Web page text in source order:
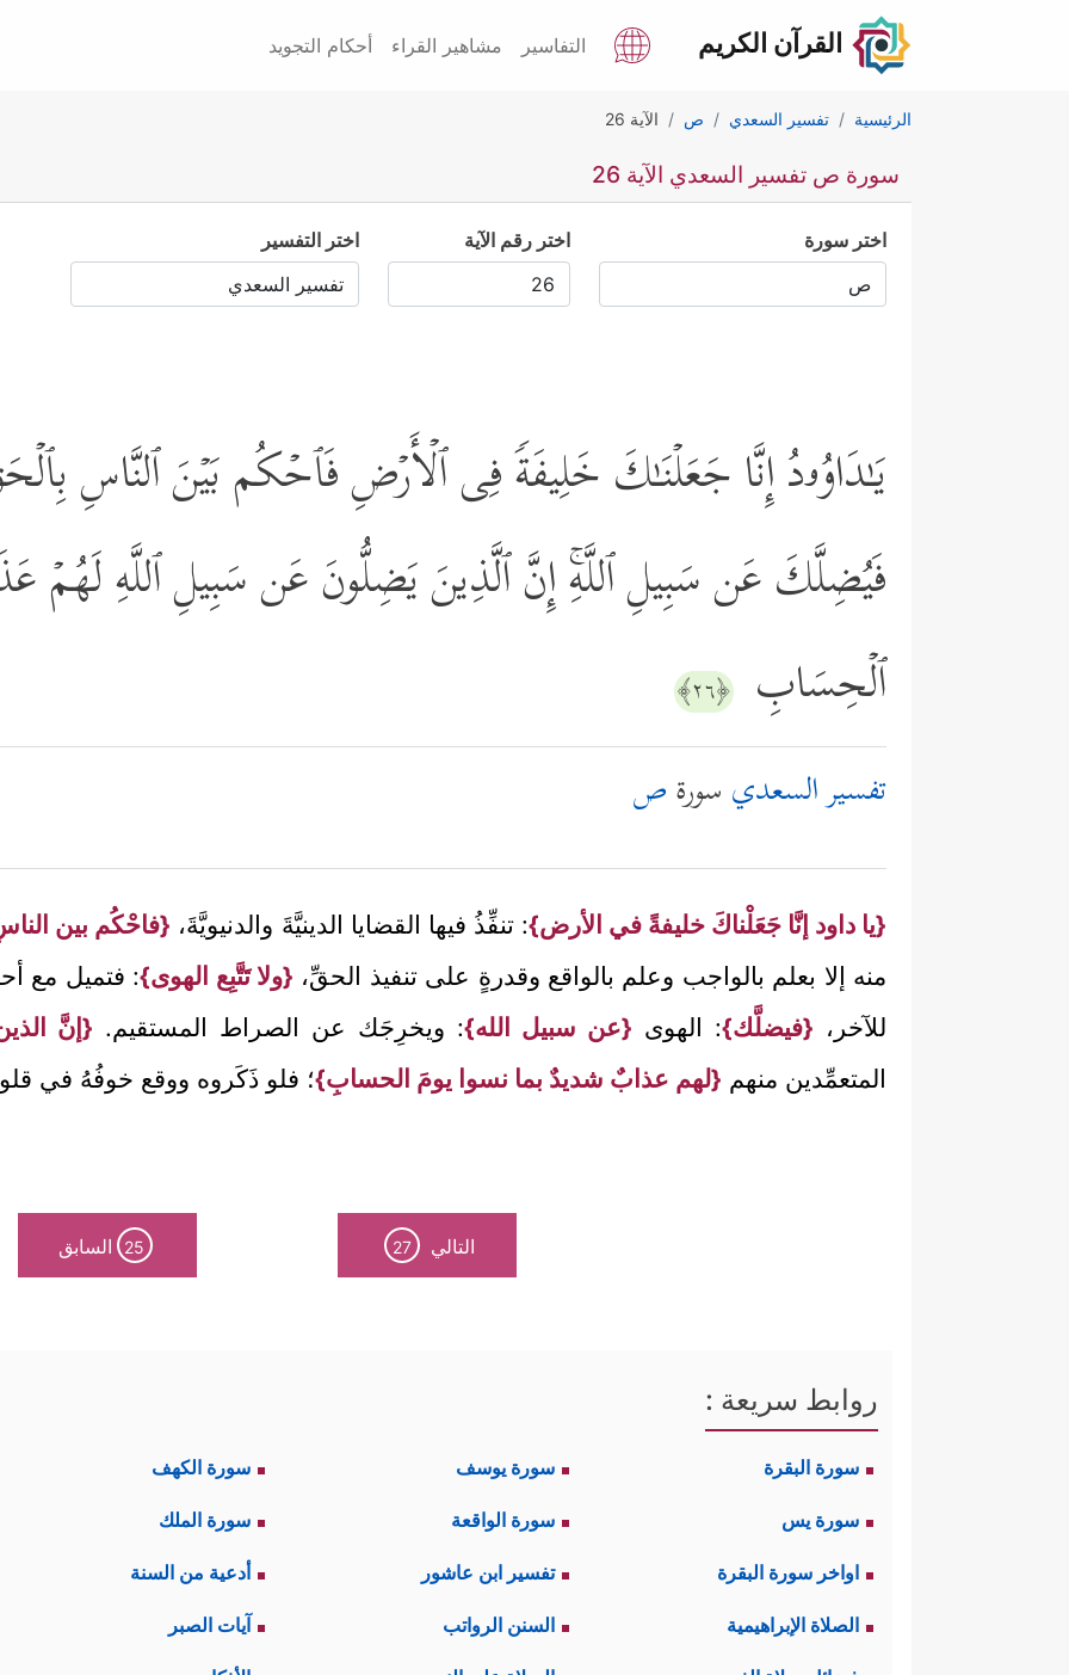
القرآن الكريم التفاسير مشاهير القراء أحكام التجويد
الرئيسية تفسير السعدي ص الآية 26
سورة ص تفسير السعدي الآية 26
اختر سورة اختر رقم الآية اختر التفسير
یَـٰدَاوُۥدُ إِنَّا جَعَلۡنَـٰكَ خَلِیفَةࣰ فِی ٱلۡأَرۡضِ فَٱحۡكُم بَیۡنَ ٱلنَّاسِ
فَیُضِلَّكَ عَن سَبِیلِ ٱللَّهِۚ إِنَّ ٱلَّذِینَ یَضِلُّونَ عَن سَبِیلِ ٱللَّهِ لَهُمۡ
ٱلۡحِسَابِ ﴿٢٦﴾
تفسير السعدي سورةص
{يا داود إنَّا جَعَلْناكَ خليفةً في الأرض}: تنفِّذُ فيها القضايا الدينيَّةَ والدنيويَّةَ، {فاحْكُم بين
منه إلا بعلم بالواجب وعلم بالواقع وقدرةٍ على تنفيذ الحقِّ، {ولا تَتَّبِع الهوى}: فتميل مع
للآخر، {فيضلَّك}: الهوى {عن سبيل الله}: ويخرِجَك عن الصراط المستقيم. {إنَّ
المتعمِّدين منهم {لهم عذابٌ شديدٌ بما نسوا يومَ الحسابِ}؛ فلو ذَكَروه ووقع خوفُهُ في
التالي 27
25 السابق
روابط سريعة :
سورة البقرة سورة يوسف سورة الكهف
سورة يس سورة الواقعة سورة الملك
اواخر سورة البقرة تفسير ابن عاشور أدعية من السنة
الصلاة الإبراهيمية السنن الرواتب آيات الصبر